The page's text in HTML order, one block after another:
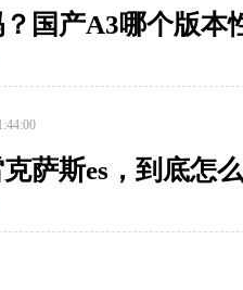
国产A3哪个版本
萨斯es，到底怎